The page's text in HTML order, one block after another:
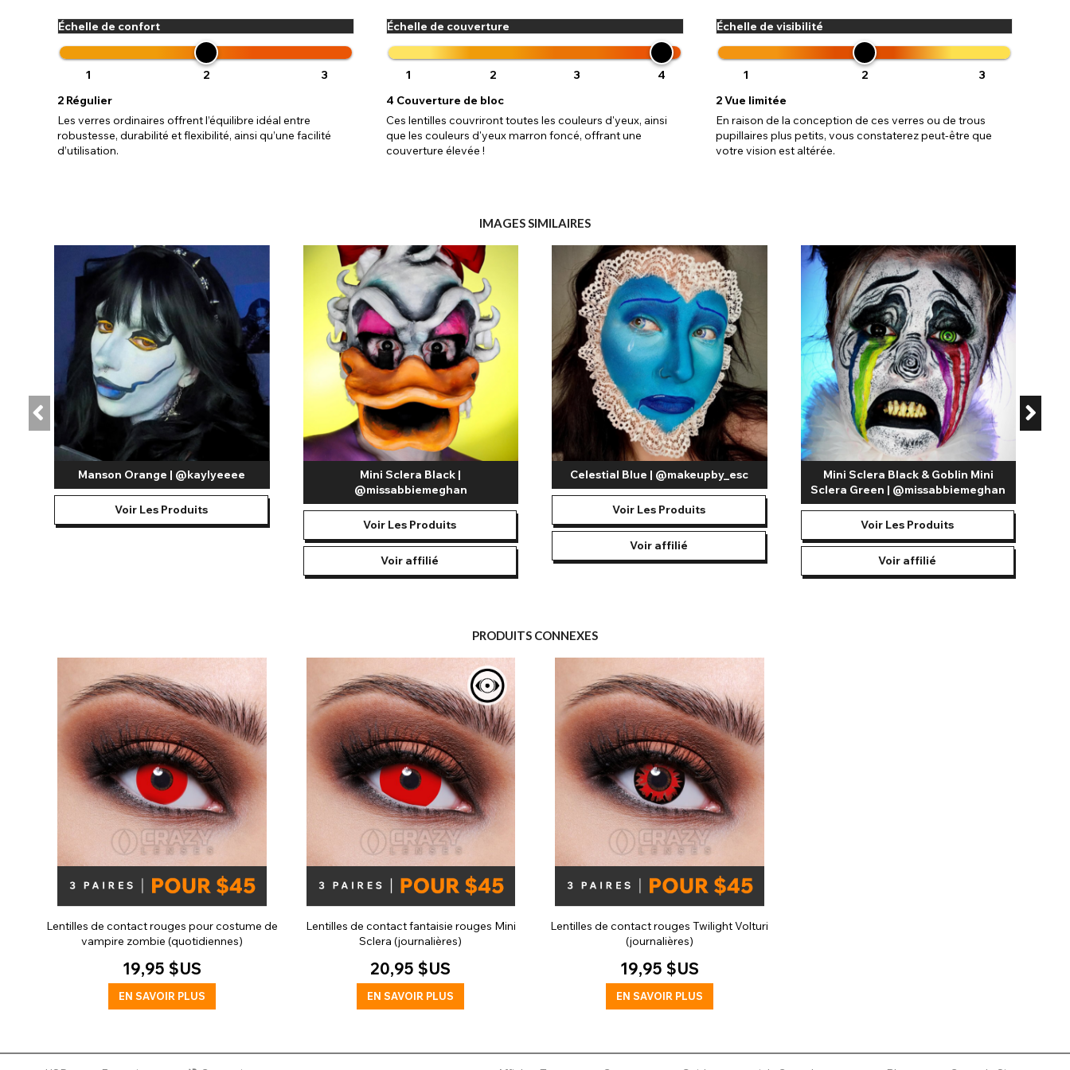
Échelle de confort
1 2
3
2 Régulier
Les verres ordinaires offrent l’équilibre idéal entre
robustesse, durabilité et flexibilité, ainsi qu’une facilité
d’utilisation.
Échelle de couverture
1 2 3
4
4 Couverture de bloc
Ces lentilles couvriront toutes les couleurs d'yeux, ainsi
que les couleurs d'yeux marron foncé, offrant une
couverture élevée !
Échelle de visibilité
1 2
3
2Vue limitée
En raison de la conception de ces verres ou de trous
pupillaires plus petits, vous constaterez peut-être que
votre vision est altérée.
IMAGES SIMILAIRES
Manson Orange | @kaylyeeee
Voir Les Produits
Mini Sclera Black |
@missabbiemeghan
Voir Les Produits
Voir affilié
Celestial Blue | @makeupby_esc
Voir Les Produits
Voir affilié
Mini Sclera Black & Goblin Mini
Sclera Green | @missabbiemeghan
Voir Les Produits
Voir affilié
PRODUITS CONNEXES
Lentilles de contact rouges pour costume de
vampire zombie (quotidiennes)
19,95 $US
EN SAVOIR PLUS
Lentilles de contact fantaisie rouges Mini
Sclera (journalières)
20,95 $US
EN SAVOIR PLUS
Lentilles de contact rouges Twilight Volturi
(journalières)
19,95 $US
EN SAVOIR PLUS